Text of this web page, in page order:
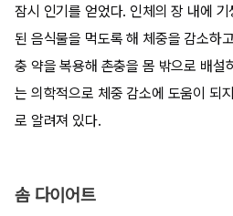
잠시 인기를 얻었다. 인체의 장 내에
된 음식물을 먹도록 해 체중을 감소하
충 약을 복용해 촌충을 몸 밖으로 배설
는 의학적으로 체중 감소에 도움이 되
로 알려져 있다.
솜 다이어트